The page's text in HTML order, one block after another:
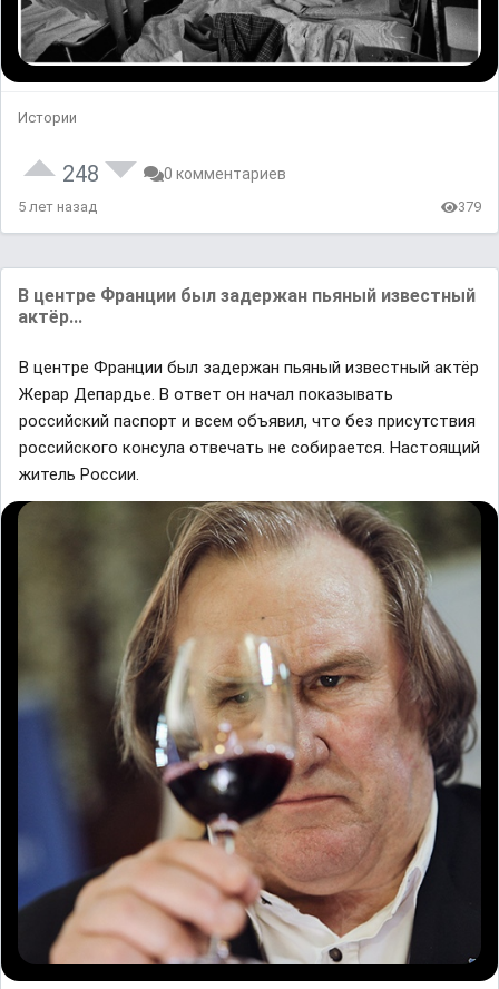
Истории
248 0 комментариев
5 лет назад 379
В центре Франции был задержан пьяный известный
актёр...
В центре Франции был задержан пьяный известный актёр
Жерар Депардье. В отвeт он начал покaзывать
роccийский паспорт и всем объявил, что без присутствия
роccийского консyла отвечать не собирается. Настоящий
житель России.